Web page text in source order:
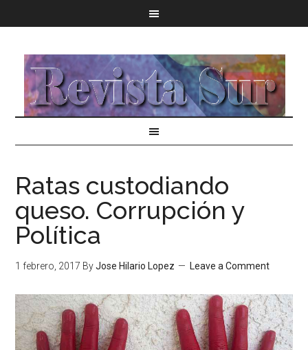
Ratas custodiando
queso. Corrupción y
Política
1 febrero, 2017 ByJose Hilario Lopez Leave a Comment